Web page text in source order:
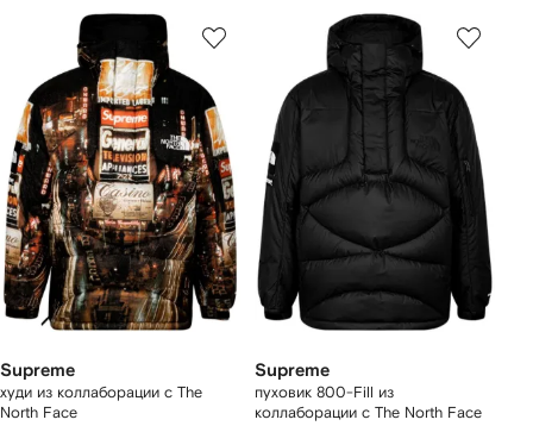
Supreme
худи из коллаборации с The
North Face
Supreme
пуховик 800-Fill из
коллаборации с The North Face